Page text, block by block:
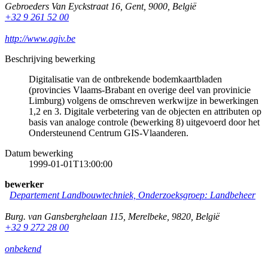
Gebroeders Van Eyckstraat 16 Gent, 9000 België
+32 9 261 52 00
http://www.agiv.be
Beschrijving bewerking
Digitalisatie van de ontbrekende bodemkaartbladen
(provincies Vlaams-Brabant en overige deel van provinicie
Limburg) volgens de omschreven werkwijze in bewerkingen
1,2 en 3. Digitale verbetering van de objecten en attributen op
basis van analoge controle (bewerking 8) uitgevoerd door het
Ondersteunend Centrum GIS-Vlaanderen.
Datum bewerking
1999-01-01T13:00:00
bewerker
Departement Landbouwtechniek, Onderzoeksgroep: Landbeheer
Burg. van Gansberghelaan 115 Merelbeke 9820 België
+32 9 272 28 00
onbekend